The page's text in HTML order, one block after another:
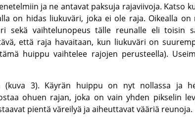
ja ne antavat paksuja rajaviivoja. Katso
on hidas liukuväri, joka ei ole raja. Oikealla on
sekä vaihtelunopeus tälle reunalle eli toisin
että raja havaitaan, kun liukuväri on
huippu vaihtelee rajojen perusteella).
(kuva 3). Käyrän huippu on nyt nollassa ja
ohuen rajan, joka on vain yhden pikselin
pientä väreilyä ja aiheuttavat vääriä reunoja.